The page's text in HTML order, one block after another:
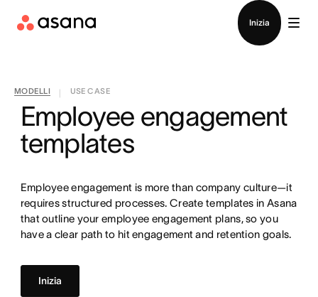
Inizia
MODELLI USE CASE
Employee engagement
templates
Employee engagement is more than company culture—it
requires structured processes. Create templates in Asana
that outline your employee engagement plans, so you
have a clear path to hit engagement and retention goals.
Inizia